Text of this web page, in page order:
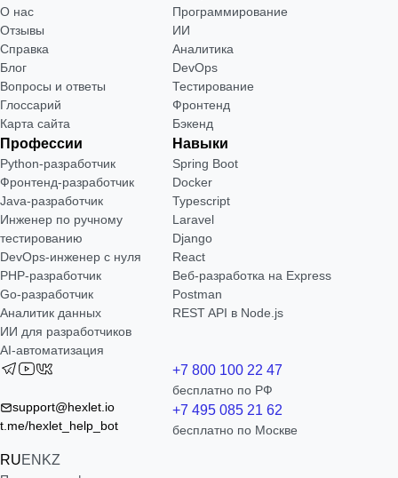
О нас
Отзывы
Справка
Блог
Вопросы и ответы
Глоссарий
Карта сайта
Программирование
ИИ
Аналитика
DevOps
Тестирование
Фронтенд
Бэкенд
Профессии
Python-разработчик
Фронтенд-разработчик
Java-разработчик
Инженер по ручному
тестированию
DevOps-инженер с нуля
РНР-разработчик
Go-разработчик
Аналитик данных
ИИ для разработчиков
AI-автоматизация
Навыки
Spring Boot
Docker
Typescript
Laravel
Django
React
Веб-разработка на Express
Postman
REST API в Node.js
support@hexlet.io
t.me/hexlet_help_bot
RUEN KZ
+7 800 100 22 47
бесплатно по РФ
+7 495 085 21 62
бесплатно по Москве